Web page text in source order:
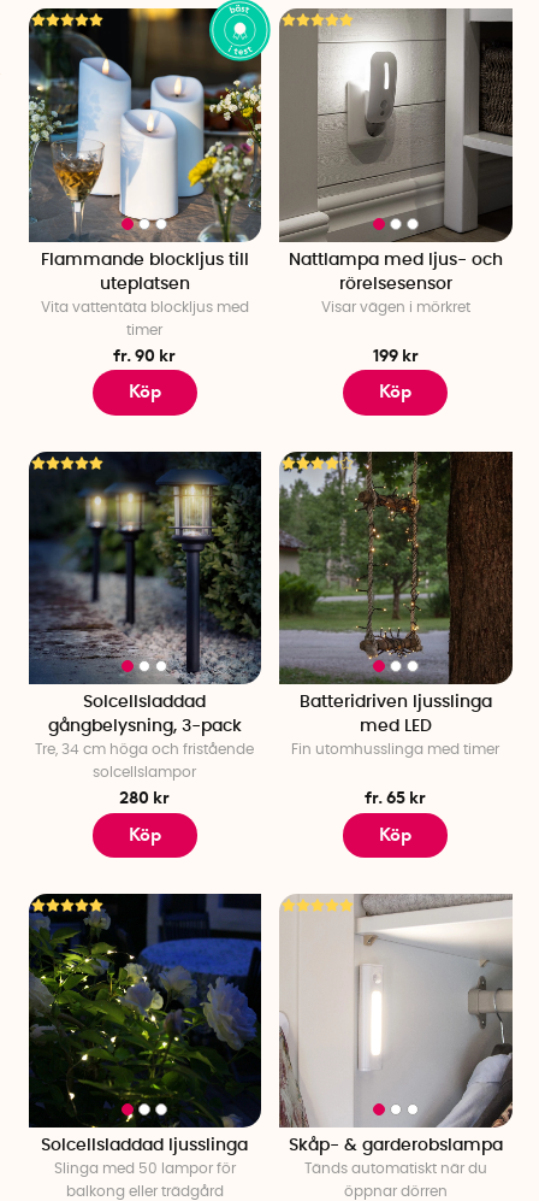
Flammande blockljus till
uteplatsen
Vita vattentäta blockljus med
timer
fr. 90 kr
Köp
Nattlampa med ljus- och
rörelsesensor
Visar vägen i mörkret
199 kr
Köp
Solcellsladdad
gångbelysning, 3-pack
Tre, 34 cm höga och fristående
solcellslampor
280 kr
Köp
Batteridriven ljusslinga
med LED
Fin utomhusslinga med timer
fr. 65 kr
Köp
Solcellsladdad ljusslinga
Slinga med 50 lampor för
balkong eller trädgård
Skåp- & garderobslampa
Tänds automatiskt när du
öppnar dörren